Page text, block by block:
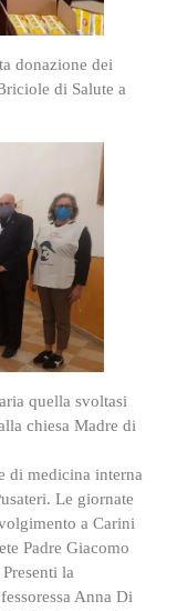
donazione dei
di Salute a
quella svoltasi
chiesa Madre di
di medicina interna
Le giornate
a Carini
Padre Giacomo
la
Anna Di